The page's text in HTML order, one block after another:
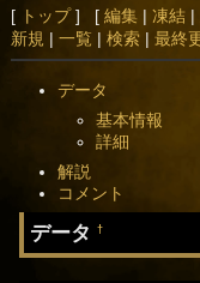
[ トップ] [ 編集| 凍結|
新規 | 一覧 | 検索| 最終
データ
基本情報
詳細
解説
コメント
データ†